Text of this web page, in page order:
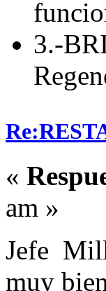
3.-
«
am »
Jefe
muy